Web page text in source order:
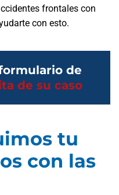
frontales con
con esto.
de
de su caso
tu
con las